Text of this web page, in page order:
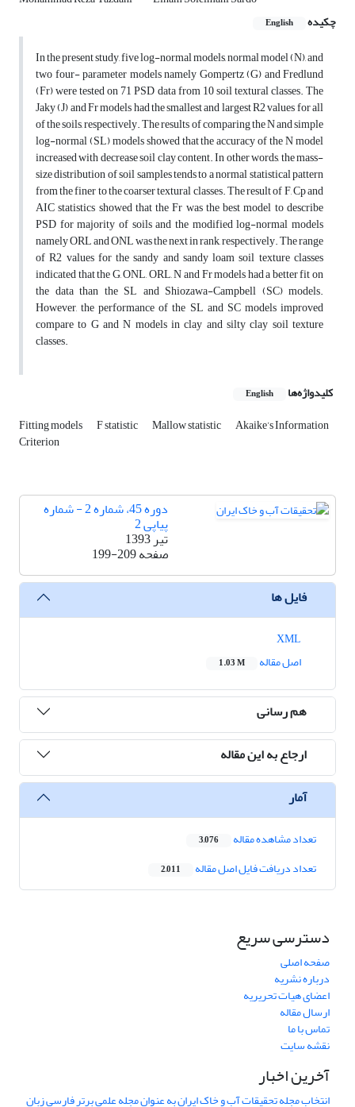
چکیده English
In the present study, five log-normal models, normal model (N), and
two four- parameter models namely Gompertz (G) and Fredlund
(Fr) were tested on 71 PSD data from 10 soil textural classes. The
Jaky (J) and Fr models had the smallest and largest R2 values for all
of the soils, respectively. The results of comparing the N and simple
log-normal (SL) models showed that the accuracy of the N model
increased with decrease soil clay content. In other words, the mass-
size distribution of soil samples tends to a normal statistical pattern
from the finer to the coarser textural classes. The result of F, Cp and
AIC statistics showed that the Fr was the best model to describe
PSD for majority of soils and the modified log-normal models
namely ORL and ONL was the next in rank, respectively. The range
of R2 values for the sandy and sandy loam soil texture classes
indicated that the G, ONL, ORL, N and Fr models had a better fit on
the data than the SL and Shiozawa-Campbell (SC) models.
However, the performance of the SL and SC models improved
compare to G and N models in clay and silty clay soil texture
classes.
کلیدواژه‌ها English
Fitting models F statistic Mallow statistic Akaike’s Information
Criterion
دوره 45، شماره 2 - شماره
پیاپی 2
تیر 1393
صفحه199-209
فایل ها
اصل مقاله
1.03 M
هم رسانی
ارجاع به این مقاله
آمار
تعداد مشاهده مقاله 3,076
تعداد دریافت فایل اصل مقاله 2,011
دسترسی سریع
صفحه اصلی
درباره نشریه
اعضای هیات تحریریه
ارسال مقاله
تماس با ما
نقشه سایت
آخرین اخبار
انتخاب مجله تحقیقات آب و خاک ایران به عنوان مجله علمی برتر فارسی زبان